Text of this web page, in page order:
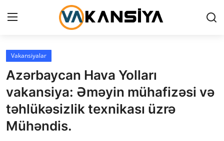
Login
Ana səhifə
Vakansiyalar
Maliyyə
Vakansiyalar
Azərbaycan Hava Yolları
vakansiya: Əməyin mühafizəsi və
təhlükəsizlik texnikası üzrə
Mühəndis.